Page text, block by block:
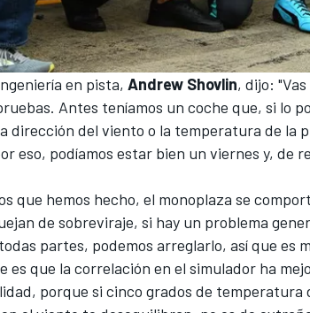
en pista, Andrew Shovlin, dijo:
Antes teníamos un coche que, si lo
dirección del viento o la temperatura de la
eso, podíamos estar bien un viernes y, de
que hemos hecho, el monoplaza se
de sobreviraje, si hay un problema
partes, podemos arreglarlo, así que es
es que la correlación en el simulador ha
porque si cinco grados de temperatura